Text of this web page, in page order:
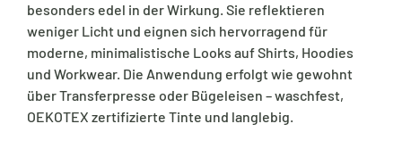
besonders edel in der Wirkung. Sie reflektieren
weniger Licht und eignen sich hervorragend für
moderne, minimalistische Looks auf Shirts, Hoodies
und Workwear. Die Anwendung erfolgt wie gewohnt
über Transferpresse oder Bügeleisen – waschfest,
OEKOTEX zertifizierte Tinte und langlebig.